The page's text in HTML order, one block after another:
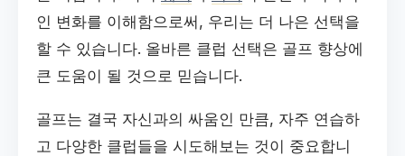
인 변화를 이해함으로써, 우리는 더 나은 선택을
할 수 있습니다. 올바른 클럽 선택은 골프 향상에
큰 도움이 될 것으로 믿습니다.
골프는 결국 자신과의 싸움인 만큼, 자주 연습하
고 다양한 클럽들을 시도해보는 것이 중요합니